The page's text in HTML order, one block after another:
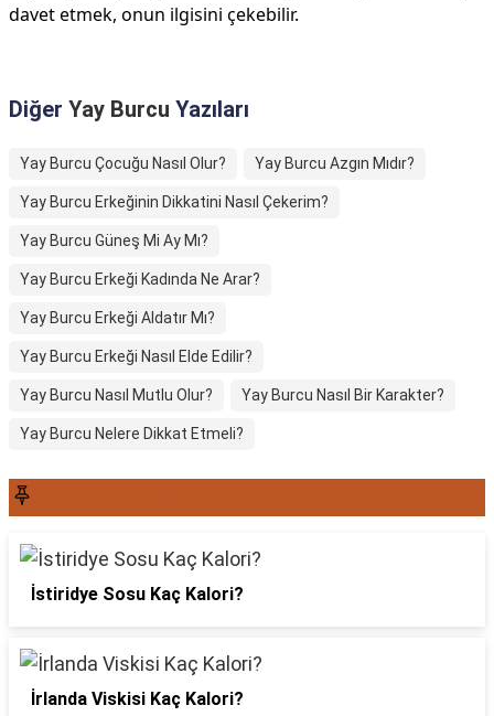
davet etmek, onun ilgisini çekebilir.
Diğer Yay Burcu Yazıları
Yay Burcu Çocuğu Nasıl Olur? Yay Burcu Azgın Mıdır?
Yay Burcu Erkeğinin Dikkatini Nasıl Çekerim?
Yay Burcu Güneş Mi Ay Mı?
Yay Burcu Erkeği Kadında Ne Arar?
Yay Burcu Erkeği Aldatır Mı?
Yay Burcu Erkeği Nasıl Elde Edilir?
Yay Burcu Nasıl Mutlu Olur? Yay Burcu Nasıl Bir Karakter?
Yay Burcu Nelere Dikkat Etmeli?
İstiridye Sosu Kaç Kalori?
İrlanda Viskisi Kaç Kalori?